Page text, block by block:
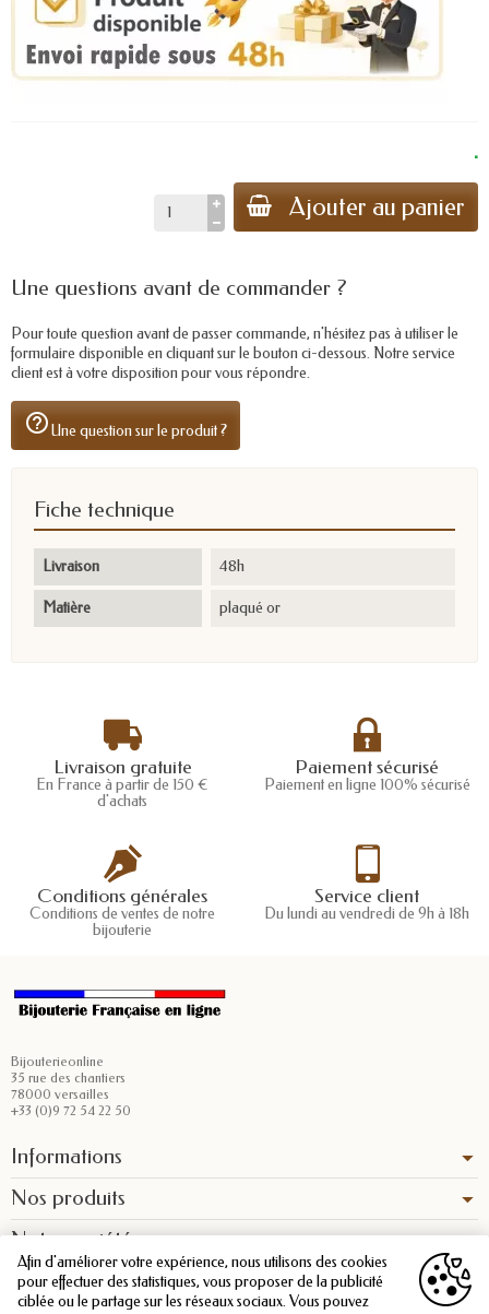
.
Ajouter au panier
Une questions avant de commander ?
Pour toute question avant de passer commande, n'hésitez pas à utiliser le
formulaire disponible en cliquant sur le bouton ci-dessous. Notre service
client est à votre disposition pour vous répondre.
help_outlineUne question sur le produit ?
Fiche technique
Livraison 48h
Matière plaqué or
Livraison gratuite
En France à partir de 150 €
d'achats
Paiement sécurisé
Paiement en ligne 100% sécurisé
Conditions générales
Conditions de ventes de notre
bijouterie
Service client
Du lundi au vendredi de 9h à 18h
Bijouterieonline
35 rue des chantiers
78000 versailles
+33 (0)9 72 54 22 50
Informations
Nos produits
Notre société
Afin d'améliorer votre expérience, nous utilisons des cookies
pour effectuer des statistiques, vous proposer de la publicité
ciblée ou le partage sur les réseaux sociaux. Vous pouvez